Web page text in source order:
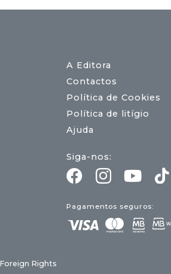
A Editora
Contactos
Política de Cookies
Política de litígio
Ajuda
Siga-nos:
Pagamentos seguros:
Foreign Rights